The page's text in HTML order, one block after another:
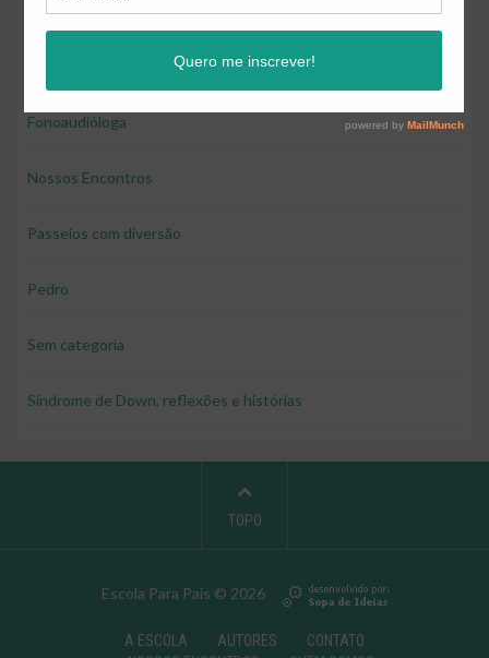
Educação e diversão
Educação financeira para crianças
Fonoaudióloga
Nossos Encontros
Passeios com diversão
Pedro
Sem categoria
Síndrome de Down, reflexões e histórias
Escola Para Pais © 2026
A ESCOLA AUTORES
CONTATO
TOPO